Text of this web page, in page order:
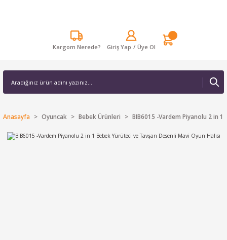
Kargom Nerede? Giriş Yap / Üye Ol
Anasayfa Oyuncak Bebek Ürünleri BIB6015 -Vardem Piyanolu 2 in 1